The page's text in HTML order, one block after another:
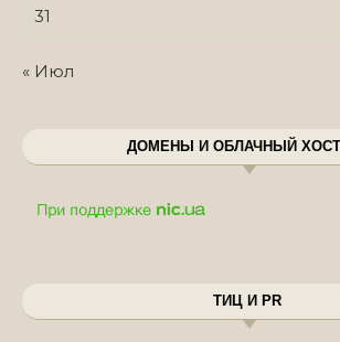
31
« Июл
ДОМЕНЫ И ОБЛАЧНЫЙ
ТИЦ И PR